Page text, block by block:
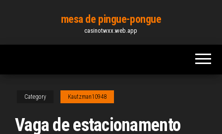
content
mesa de pingue-pongue
casinotwxx.web.app
Category Kautzman10948
Vaga de estacionamento